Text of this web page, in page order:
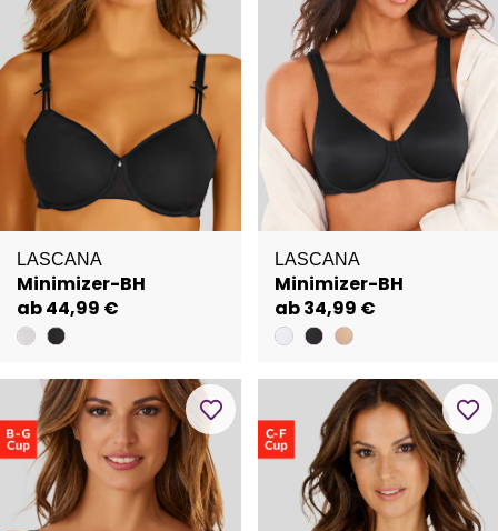
LASCANA
Minimizer-BH
ab 44,99 €
LASCANA
Minimizer-BH
ab 34,99 €